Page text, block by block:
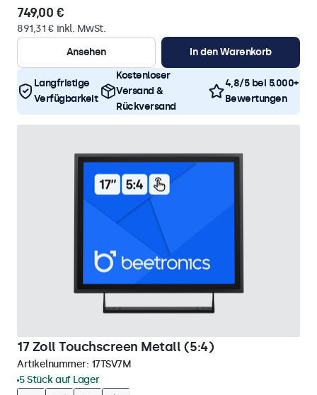
749,00 €
891,31 € inkl. MwSt.
Ansehen
In den Warenkorb
Langfristige
Verfügbarkeit
Kostenloser
Versand &
Rückversand
4,8/5 bei 5.000+
Bewertungen
17 Zoll Touchscreen Metall (5:4)
Artikelnummer: 17TSV7M
5 Stück auf Lager